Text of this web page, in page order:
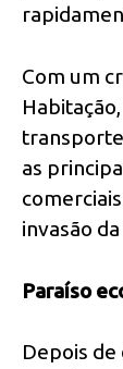
Com um
as
invasão
Paraíso
Depois de